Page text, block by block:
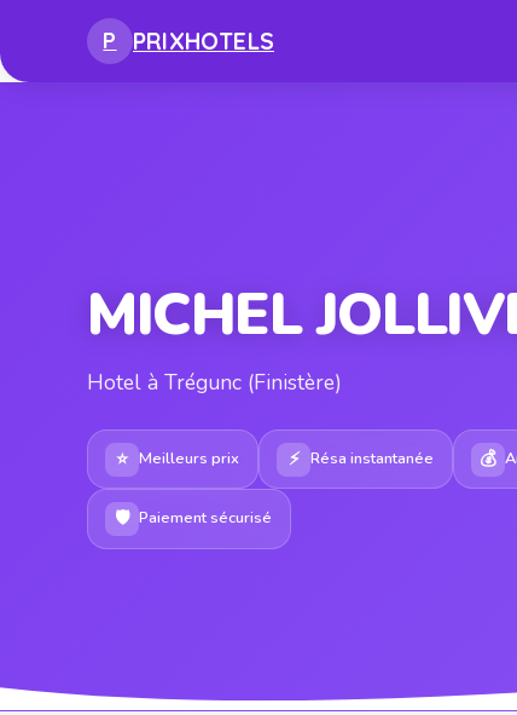
P PRIXHOTELS
MICHEL
Hotel à Trégunc (Finistère)
⭐ Meilleurs prix ⚡ Résa instantanée 💰
🛡 Paiement sécurisé